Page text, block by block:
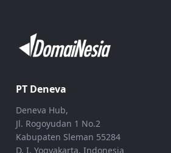
PT Deneva
Deneva Hub,
Jl. Rogoyudan 1 No.2
Kabupaten Sleman 55284
D. I. Yogyakarta, Indonesia